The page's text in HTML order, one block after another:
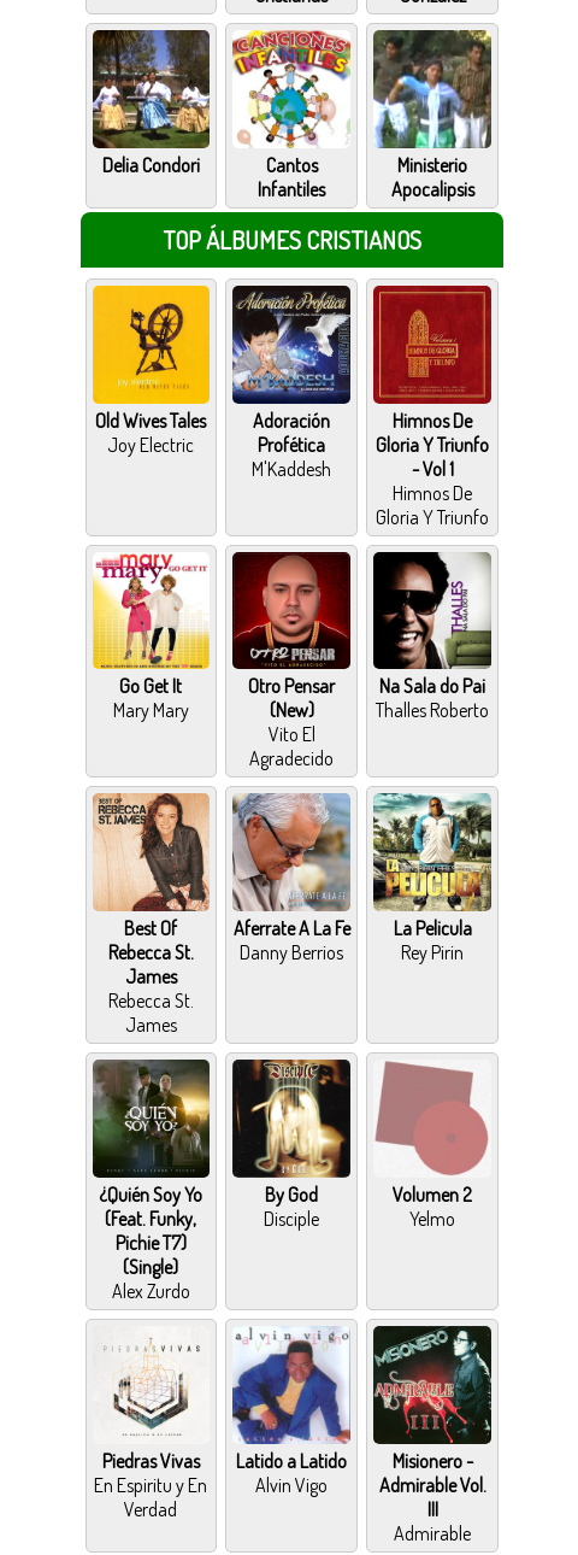
Delia Condori
Cantos
Infantiles
Ministerio
Apocalipsis
TOP ÁLBUMES CRISTIANOS
Old Wives Tales
Joy Electric
Adoración
Profética
M'Kaddesh
Himnos De
Gloria Y Triunfo
- Vol 1
Himnos De
Gloria Y Triunfo
Go Get It
Mary Mary
Otro Pensar
(New)
Vito El
Agradecido
Na Sala do Pai
Thalles Roberto
Best Of
Rebecca St.
James
Rebecca St.
James
Aferrate A La Fe
Danny Berrios
La Pelicula
Rey Pirin
¿Quién Soy Yo
(Feat. Funky,
Pichie T7)
(Single)
Alex Zurdo
By God
Disciple
Volumen 2
Yelmo
Piedras Vivas
En Espiritu y En
Verdad
Latido a Latido
Alvin Vigo
Misionero -
Admirable Vol.
III
Admirable